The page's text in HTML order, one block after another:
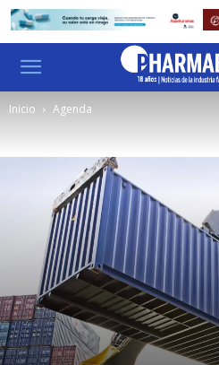
Inicio Agenda